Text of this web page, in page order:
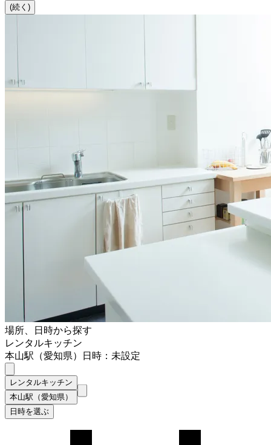
(続く)
場所、日時から探す
レンタルキッチン
本山駅（愛知県）
日時：未設定
レンタルキッチン
本山駅（愛知県）
日時を選ぶ